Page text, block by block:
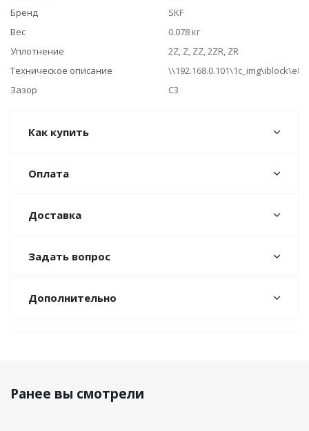
Бренд
SKF
Вес
0.078 кг
Уплотнение
2Z, Z, ZZ, 2ZR, ZR
Техническое описание
Зазор
C3
Как купить
Оплата
Доставка
Задать вопрос
Дополнительно
Ранее вы смотрели